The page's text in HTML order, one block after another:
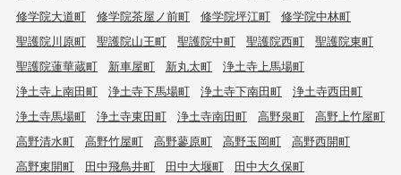
修学院大道町
修学院茶屋ノ前町 修学院坪江町
修学院中林町
聖護院川原町
聖護院山王町 聖護院中町 聖護院西町
聖護院東町
聖護院蓮華蔵町
新車屋町 新丸太町
浄土寺上馬場町
浄土寺上南田町
浄土寺下馬場町 浄土寺下南田町
浄土寺西田町
浄土寺馬場町
浄土寺東田町 浄土寺南田町 高野泉町
高野上竹屋町
高野清水町
高野竹屋町 高野蓼原町 高野玉岡町
高野西開町
高野東開町
田中飛鳥井町 田中大堰町
田中大久保町